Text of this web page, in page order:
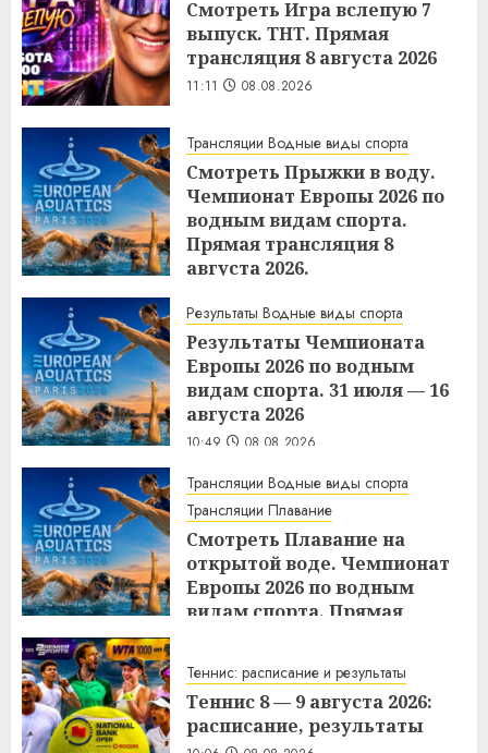
Смотреть Игра вслепую 7
выпуск. ТНТ. Прямая
трансляция 8 августа 2026
11:11 08.08.2026
Трансляции Водные виды спорта
Смотреть Прыжки в воду.
Чемпионат Европы 2026 по
водным видам спорта.
Прямая трансляция 8
августа 2026.
Результаты Водные виды спорта
Результаты Чемпионата
Европы 2026 по водным
видам спорта. 31 июля — 16
августа 2026
10:49 08.08.2026
Трансляции Водные виды спорта
Трансляции Плавание
Смотреть Плавание на
открытой воде. Чемпионат
Европы 2026 по водным
видам спорта. Прямая
10:46
Теннис: расписание и результаты
Теннис 8 — 9 августа 2026:
расписание, результаты